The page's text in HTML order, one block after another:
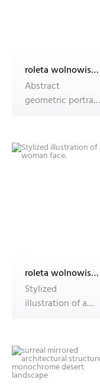
roleta wolnowisząca electro z nadrukiem
Abstract
geometric portrait
roleta wolnowisząca electro z nadrukiem
Stylized
illustration of a